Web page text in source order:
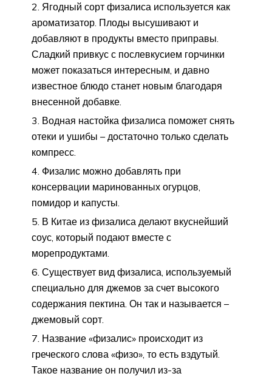
Ягодный сорт физалиса используется как
ароматизатор. Плоды высушивают и
добавляют в продукты вместо приправы.
Сладкий привкус с послевкусием горчинки
может показаться интересным, и давно
известное блюдо станет новым благодаря
внесенной добавке.
Водная настойка физалиса поможет снять
отеки и ушибы – достаточно только сделать
компресс.
Физалис можно добавлять при
консервации маринованных огурцов,
помидор и капусты.
В Китае из физалиса делают вкуснейший
соус, который подают вместе с
морепродуктами.
Существует вид физалиса, используемый
специально для джемов за счет высокого
содержания пектина. Он так и называется –
джемовый сорт.
Название «физалис» происходит из
греческого слова «физо», то есть вздутый.
Такое название он получил из-за